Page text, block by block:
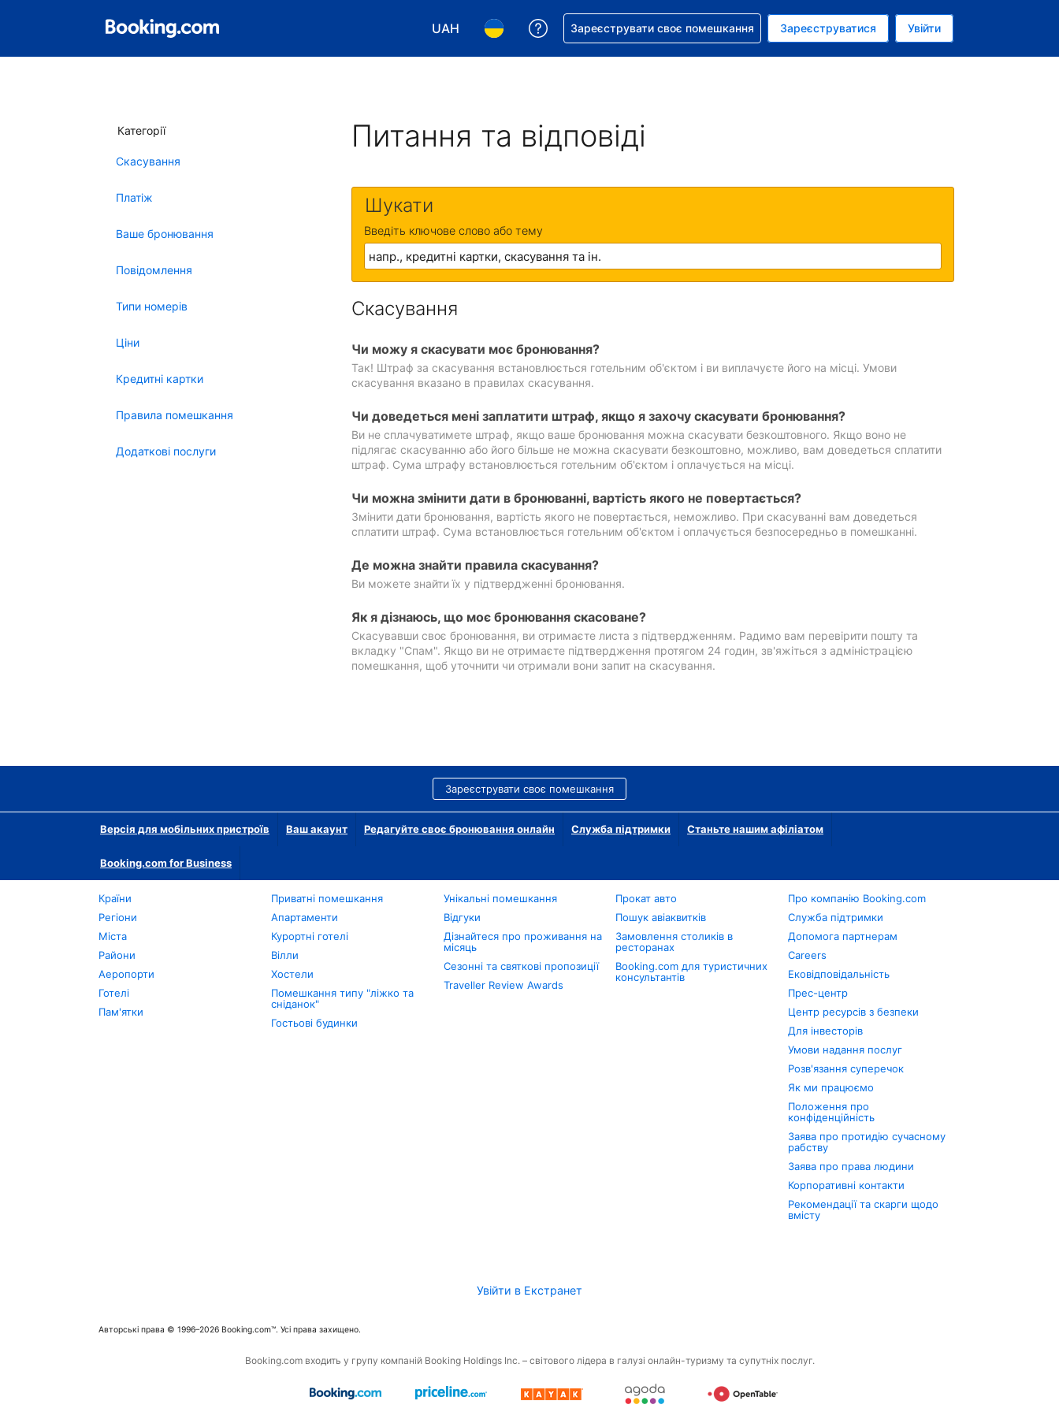
UAH
Виберіть валюту. Ваша поточна валюта: Українська гривня
Виберіть мову. Ваша поточна мова: Українською
Отримайте допомогу з бронюванням
Зареєструвати своє помешкання Зареєструватися Увійти
Категорії
Скасування
Платіж
Ваше бронювання
Повідомлення
Типи номерів
Ціни
Кредитні картки
Правила помешкання
Додаткові послуги
Питання та відповіді
Шукати
Введіть ключове слово або тему
Скасування
Чи можу я скасувати моє бронювання?
Так! Штраф за скасування встановлюється готельним об'єктом і ви виплачуєте його на місці. Умови
скасування вказано в правилах скасування.
Чи доведеться мені заплатити штраф, якщо я захочу скасувати бронювання?
Ви не сплачуватимете штраф, якщо ваше бронювання можна скасувати безкоштовного. Якщо воно не
підлягає скасуванню або його більше не можна скасувати безкоштовно, можливо, вам доведеться сплатити
штраф. Сума штрафу встановлюється готельним об'єктом і оплачується на місці.
Чи можна змінити дати в бронюванні, вартість якого не повертається?
Змінити дати бронювання, вартість якого не повертається, неможливо. При скасуванні вам доведеться
сплатити штраф. Сума встановлюється готельним об'єктом і оплачується безпосередньо в помешканні.
Де можна знайти правила скасування?
Ви можете знайти їх у підтвердженні бронювання.
Як я дізнаюсь, що моє бронювання скасоване?
Скасувавши своє бронювання, ви отримаєте листа з підтвердженням. Радимо вам перевірити пошту та
вкладку "Спам". Якщо ви не отримаєте підтвердження протягом 24 годин, зв'яжіться з адміністрацією
помешкання, щоб уточнити чи отримали вони запит на скасування.
Зареєструвати своє помешкання
Версія для мобільних пристроїв Ваш акаунт Редагуйте своє бронювання онлайн Служба підтримки Станьте нашим афіліатом
Booking.com for Business
Країни
Регіони
Міста
Райони
Аеропорти
Готелі
Пам'ятки
Приватні помешкання
Апартаменти
Курортні готелі
Вілли
Хостели
Помешкання типу "ліжко та
сніданок"
Гостьові будинки
Унікальні помешкання
Відгуки
Дізнайтеся про проживання на
місяць
Сезонні та святкові пропозиції
Traveller Review Awards
Прокат авто
Пошук авіаквитків
Замовлення столиків в
ресторанах
Booking.com для туристичних
консультантів
Про компанію Booking.com
Служба підтримки
Допомога партнерам
Careers
Ековідповідальність
Прес-центр
Центр ресурсів з безпеки
Для інвесторів
Умови надання послуг
Розв'язання суперечок
Як ми працюємо
Положення про
конфіденційність
Заява про протидію сучасному
рабству
Заява про права людини
Корпоративні контакти
Рекомендації та скарги щодо
вмісту
Увійти в Екстранет
Авторські права © 1996–2026 Booking.com™. Усі права захищено.
Booking.com входить у групу компаній Booking Holdings Inc. – світового лідера в галузі онлайн-туризму та супутніх послуг.